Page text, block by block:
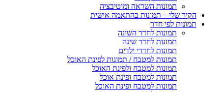
תמונות השראה ומוטיבציה
הקיר שלי – תמונות בהתאמה אישית
תמונות לפי חדר
תמונות לחדר השינה
תמונות לחדר שינה
תמונות לחדרי ילדים
תמונות למטבח / תמונות לפינת האוכל
תמונות למטבח ולפינת האוכל
תמונות למטבח ופינת אוכל
תמונות למטבח ופינת האוכל